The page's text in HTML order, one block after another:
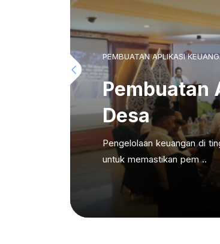
PEMBUATAN APLIKASI
Pembuatan
Desa
Pengelolaan keuangan di
untuk memastikan pem ..